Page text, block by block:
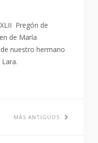
Pregón de
de María
nuestro hermano
MÁS ANTIGÜOS